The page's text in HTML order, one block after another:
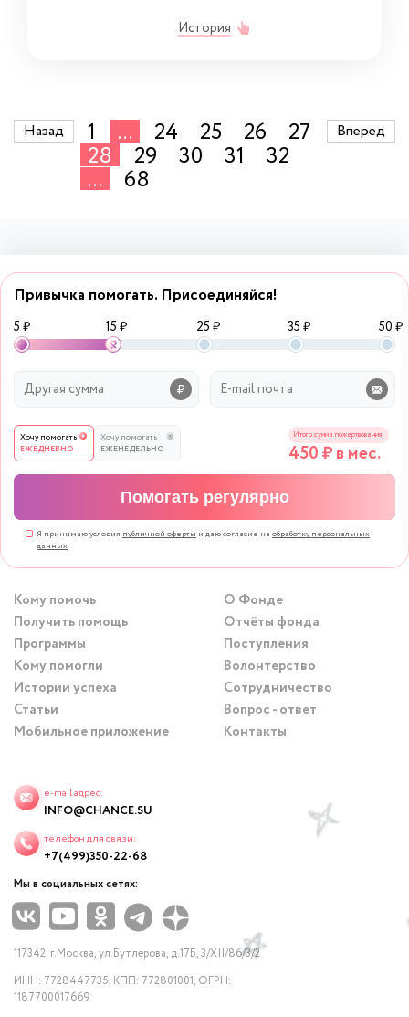
История
Назад 1 ... 24 25 26 27
28 29 30 31 32
... 68
Вперед
Привычка помогать. Присоединяйся!
5 ₽ 15 ₽ 25 ₽ 35 ₽ 50 ₽
Хочу помогать
ЕЖЕДНЕВНО
Хочу помогать
ЕЖЕНЕДЕЛЬНО
Итого сумма пожертвования:
450₽ в мес.
Помогать регулярно
Я принимаю условия публичной оферты и даю согласие на обработку персональных
данных
Кому помочь
Получить помощь
Программы
Кому помогли
Истории успеха
Статьи
Мобильное приложение
О Фонде
Отчёты фонда
Поступления
Волонтерство
Сотрудничество
Вопрос - ответ
Контакты
e-mail адрес:
INFO@CHANCE.SU
телефон для связи:
+7(499)350-22-68
Мы в социальных сетях:
117342, г.Москва, ул.Бутлерова, д.17Б, 3/XII/86/3/2
ИНН: 7728447735, КПП: 772801001, ОГРН:
1187700017669